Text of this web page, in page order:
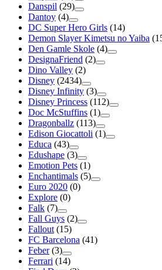
Danspil (29)
Dantoy (4)
DC Super Hero Girls (14)
Demon Slayer Kimetsu no Yaiba
Den Gamle Skole (4)
DesignaFriend (2)
Dino Valley (2)
Disney (2434)
Disney Infinity (3)
Disney Princess (112)
Doc McStuffins (1)
Dragonballz (113)
Edison Giocattoli (1)
Educa (43)
Edushape (3)
Emotion Pets (1)
Enchantimals (5)
Euro 2020 (0)
Explore (0)
Falk (7)
Fall Guys (2)
Fallout (15)
FC Barcelona (41)
Feber (3)
Ferrari (14)